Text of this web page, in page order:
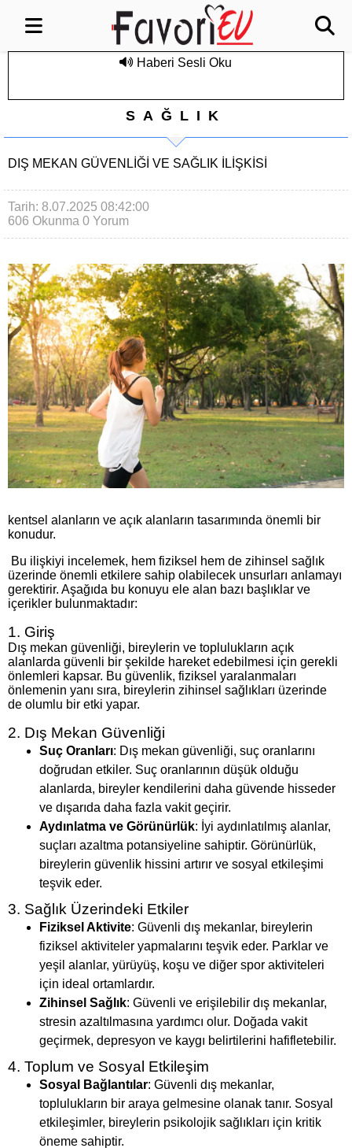
Haberi Sesli Oku
SAĞLIK
DIŞ MEKAN GÜVENLIĞI VE SAĞLIK ILIŞKISI
Tarih: 8.07.2025 08:42:00
606 Okunma 0 Yorum
kentsel alanların ve açık alanların tasarımında önemli bir
konudur.
Bu ilişkiyi incelemek, hem fiziksel hem de zihinsel sağlık
üzerinde önemli etkilere sahip olabilecek unsurları anlamayı
gerektirir. Aşağıda bu konuyu ele alan bazı başlıklar ve
içerikler bulunmaktadır:
1. Giriş
Dış mekan güvenliği, bireylerin ve toplulukların açık
alanlarda güvenli bir şekilde hareket edebilmesi için gerekli
önlemleri kapsar. Bu güvenlik, fiziksel yaralanmaları
önlemenin yanı sıra, bireylerin zihinsel sağlıkları üzerinde
de olumlu bir etki yapar.
2. Dış Mekan Güvenliği
Suç Oranları: Dış mekan güvenliği, suç oranlarını
doğrudan etkiler. Suç oranlarının düşük olduğu
alanlarda, bireyler kendilerini daha güvende hisseder
ve dışarıda daha fazla vakit geçirir.
Aydınlatma ve Görünürlük: İyi aydınlatılmış alanlar,
suçları azaltma potansiyeline sahiptir. Görünürlük,
bireylerin güvenlik hissini artırır ve sosyal etkileşimi
teşvik eder.
3. Sağlık Üzerindeki Etkiler
Fiziksel Aktivite: Güvenli dış mekanlar, bireylerin
fiziksel aktiviteler yapmalarını teşvik eder. Parklar ve
yeşil alanlar, yürüyüş, koşu ve diğer spor aktiviteleri
için ideal ortamlardır.
Zihinsel Sağlık: Güvenli ve erişilebilir dış mekanlar,
stresin azaltılmasına yardımcı olur. Doğada vakit
geçirmek, depresyon ve kaygı belirtilerini hafifletebilir.
4. Toplum ve Sosyal Etkileşim
Sosyal Bağlantılar: Güvenli dış mekanlar,
toplulukların bir araya gelmesine olanak tanır. Sosyal
etkileşimler, bireylerin psikolojik sağlıkları için kritik
öneme sahiptir.